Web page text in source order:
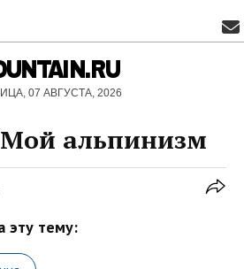
07 АВГУСТА, 2026
альпинизм
эту тему: